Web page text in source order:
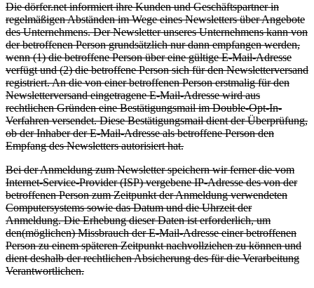
Die dörfer.net informiert ihre Kunden und Geschäftspartner in
regelmäßigen Abständen im Wege eines Newsletters über Angebote
des Unternehmens. Der Newsletter unseres Unternehmens kann von
der betroffenen Person grundsätzlich nur dann empfangen werden,
wenn (1) die betroffene Person über eine gültige E-Mail-Adresse
verfügt und (2) die betroffene Person sich für den Newsletterversand
registriert. An die von einer betroffenen Person erstmalig für den
Newsletterversand eingetragene E-Mail-Adresse wird aus
rechtlichen Gründen eine Bestätigungsmail im Double-Opt-In-
Verfahren versendet. Diese Bestätigungsmail dient der Überprüfung,
ob der Inhaber der E-Mail-Adresse als betroffene Person den
Empfang des Newsletters autorisiert hat.
Bei der Anmeldung zum Newsletter speichern wir ferner die vom
Internet-Service-Provider (ISP) vergebene IP-Adresse des von der
betroffenen Person zum Zeitpunkt der Anmeldung verwendeten
Computersystems sowie das Datum und die Uhrzeit der
Anmeldung. Die Erhebung dieser Daten ist erforderlich, um
den(möglichen) Missbrauch der E-Mail-Adresse einer betroffenen
Person zu einem späteren Zeitpunkt nachvollziehen zu können und
dient deshalb der rechtlichen Absicherung des für die Verarbeitung
Verantwortlichen.